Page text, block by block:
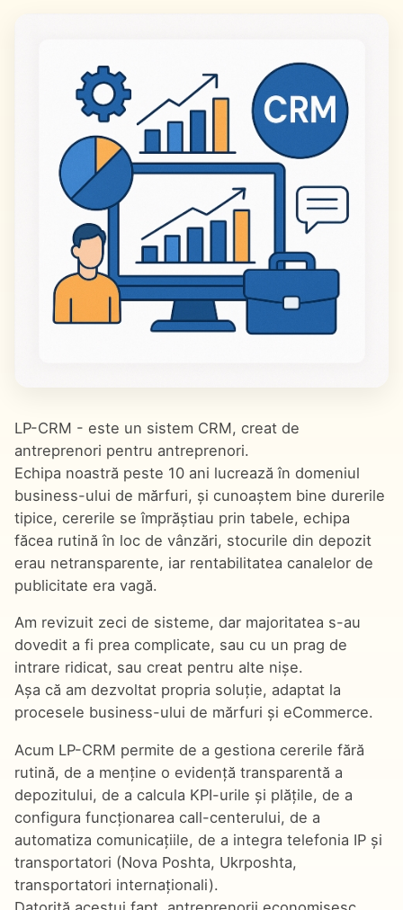
LP-CRM - este un sistem CRM, creat de
antreprenori pentru antreprenori.
Echipa noastră peste 10 ani lucrează în domeniul
business-ului de mărfuri, și cunoaștem bine durerile
tipice, cererile se împrăștiau prin tabele, echipa
făcea rutină în loc de vânzări, stocurile din depozit
erau netransparente, iar rentabilitatea canalelor de
publicitate era vagă.
Am revizuit zeci de sisteme, dar majoritatea s-au
dovedit a fi prea complicate, sau cu un prag de
intrare ridicat, sau creat pentru alte nișe.
Așa că am dezvoltat propria soluție, adaptat la
procesele business-ului de mărfuri și eCommerce.
Acum LP-CRM permite de a gestiona cererile fără
rutină, de a menține o evidență transparentă a
depozitului, de a calcula KPI-urile și plățile, de a
configura funcționarea call-centerului, de a
automatiza comunicațiile, de a integra telefonia IP și
transportatori (Nova Poshta, Ukrposhta,
transportatori internaționali).